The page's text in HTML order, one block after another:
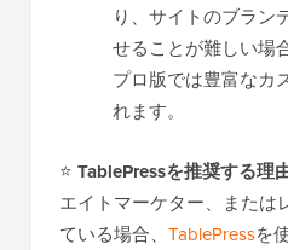
り、サイトのブラン
せることが難しい場
プロ版では豊富なカ
れます。
⭐ TablePressを推奨する理
エイトマーケター、または
ている場合、 TablePressを